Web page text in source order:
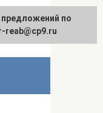
по
reab@cp9.ru